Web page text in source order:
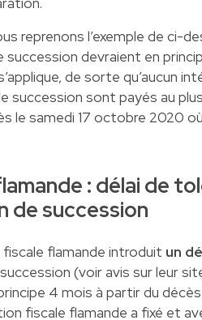
reprenons l’exemple de ci-
succession devraient en
de sorte qu’aucun
succession sont payés au
le samedi 17 octobre 2020
: délai de
de succession
fiscale flamande introduit un
(voir avis sur leur
4 mois à partir du
fiscale flamande a fixé et